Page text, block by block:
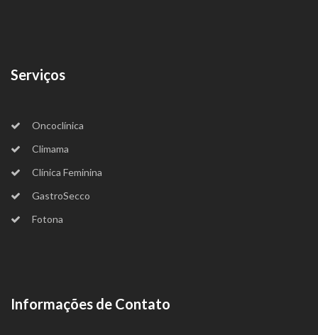
Serviços
Oncoclínica
Climama
Clínica Feminina
GastroSecco
Fotona
Informações de Contato